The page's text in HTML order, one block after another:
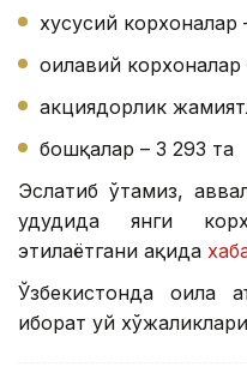
хусусий корхоналар
оилавий корхоналар
акциядорлик
бошқалар – 3 293 та
Эслатиб ўтамиз,
ҳудудида янги
этилаётгани ҳақида
Ўзбекистонда оила
иборат уй